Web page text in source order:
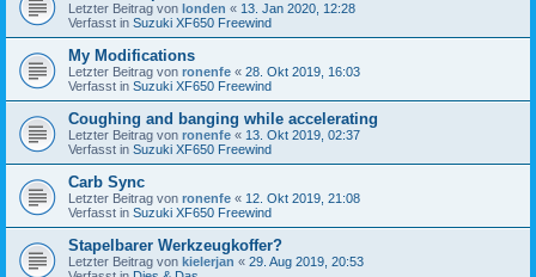
Letzter Beitrag von londen « 13. Jan 2020, 12:28
Verfasst in Suzuki XF650 Freewind
My Modifications
Letzter Beitrag von ronenfe « 28. Okt 2019, 16:03
Verfasst in Suzuki XF650 Freewind
Coughing and banging while accelerating
Letzter Beitrag von ronenfe « 13. Okt 2019, 02:37
Verfasst in Suzuki XF650 Freewind
Carb Sync
Letzter Beitrag von ronenfe « 12. Okt 2019, 21:08
Verfasst in Suzuki XF650 Freewind
Stapelbarer Werkzeugkoffer?
Letzter Beitrag von kielerjan « 29. Aug 2019, 20:53